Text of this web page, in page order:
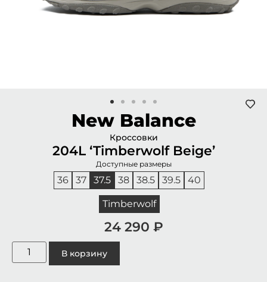
New Balance
Кроссовки
204L ‘Timberwolf Beige’
Доступные размеры
36 37 37.5 38 38.5 39.5 40
Timberwolf
24 290 ₽
В корзину